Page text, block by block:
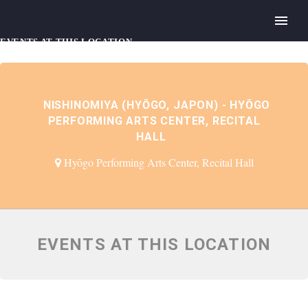
EVENTS AT THIS LOCATION
NISHINOMIYA (HYŌGO, JAPON) - HYŌGO
PERFORMING ARTS CENTER, RECITAL
HALL
Hyōgo Performing Arts Center, Recital Hall
EVENTS AT THIS LOCATION